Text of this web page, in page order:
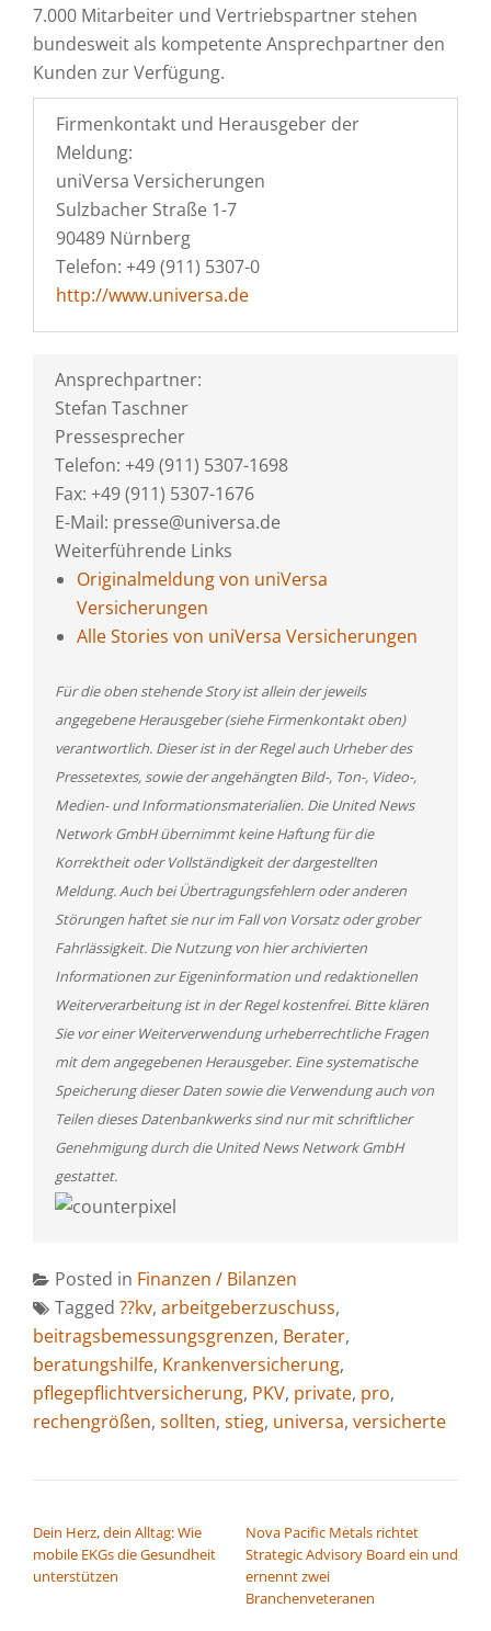
7.000 Mitarbeiter und Vertriebspartner stehen
bundesweit als kompetente Ansprechpartner den
Kunden zur Verfügung.
Firmenkontakt und Herausgeber der
Meldung:
uniVersa Versicherungen
Sulzbacher Straße 1-7
90489 Nürnberg
Telefon: +49 (911) 5307-0
http://www.universa.de
Ansprechpartner:
Stefan Taschner
Pressesprecher
Telefon: +49 (911) 5307-1698
Fax: +49 (911) 5307-1676
E-Mail: presse@universa.de
Weiterführende Links
Originalmeldung von uniVersa
Versicherungen
Alle Stories von uniVersa Versicherungen
Für die oben stehende Story ist allein der jeweils
angegebene Herausgeber (siehe Firmenkontakt oben)
verantwortlich. Dieser ist in der Regel auch Urheber des
Pressetextes, sowie der angehängten Bild-, Ton-, Video-,
Medien- und Informationsmaterialien. Die United News
Network GmbH übernimmt keine Haftung für die
Korrektheit oder Vollständigkeit der dargestellten
Meldung. Auch bei Übertragungsfehlern oder anderen
Störungen haftet sie nur im Fall von Vorsatz oder grober
Fahrlässigkeit. Die Nutzung von hier archivierten
Informationen zur Eigeninformation und redaktionellen
Weiterverarbeitung ist in der Regel kostenfrei. Bitte klären
Sie vor einer Weiterverwendung urheberrechtliche Fragen
mit dem angegebenen Herausgeber. Eine systematische
Speicherung dieser Daten sowie die Verwendung auch von
Teilen dieses Datenbankwerks sind nur mit schriftlicher
Genehmigung durch die United News Network GmbH
gestattet.
Posted in Finanzen / Bilanzen
Tagged ??kv, arbeitgeberzuschuss,
beitragsbemessungsgrenzen, Berater,
beratungshilfe, Krankenversicherung,
pflegepflichtversicherung, PKV, private, pro,
rechengrößen, sollten, stieg, universa, versicherte
Dein Herz, dein Alltag: Wie
mobile EKGs die Gesundheit
unterstützen
Nova Pacific Metals richtet
Strategic Advisory Board ein und
ernennt zwei
Branchenveteranen